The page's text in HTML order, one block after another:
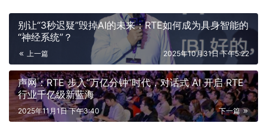
别让“3秒迟疑”毁掉AI的未来：RTE如何成为具身智能的
“神经系统”？
上一篇 2025年10月31日 下午5:22
声网：RTE 步入“万亿分钟”时代，对话式 AI 开启 RTE
行业千亿级新蓝海
下一篇
2025年11月1日 下午3:40